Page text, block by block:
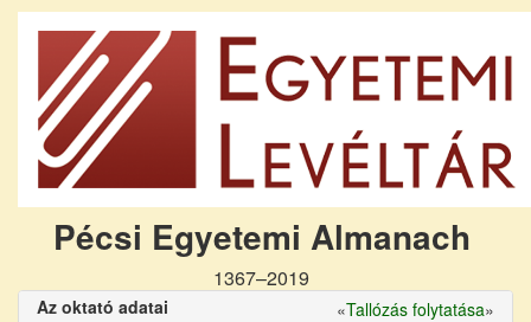
Pécsi Egyetemi Almanach
1367–2019
Az oktató adatai «Tallózás folytatása»